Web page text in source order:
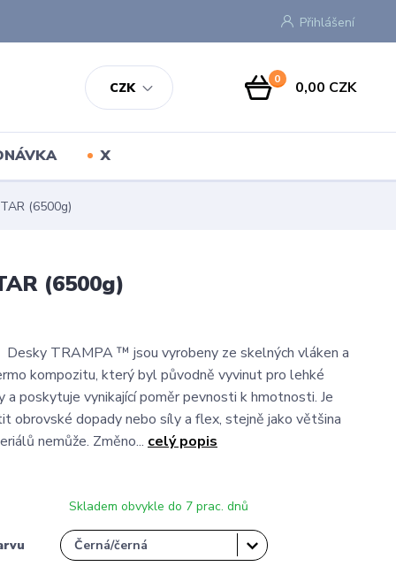
CZK
Přihlášení
0 0,00 CZK
X
(6500g)
(6500g)
Desky TRAMPA ™ jsou vyrobeny ze skelných vláken a
kompozitu, který byl původně vyvinut pro lehké
a poskytuje vynikající poměr pevnosti k hmotnosti. Je
obrovské dopady nebo síly a flex, stejně jako většina
nemůže. Změno... celý popis
Skladem obvykle do 7 prac. dnů